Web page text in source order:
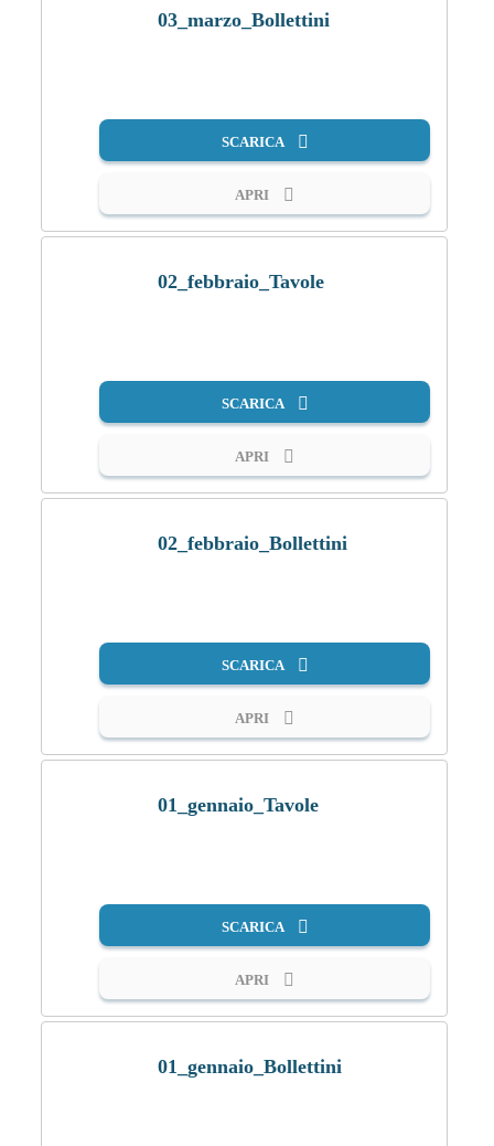
03_marzo_Bollettini
SCARICA
APRI
02_febbraio_Tavole
SCARICA
APRI
02_febbraio_Bollettini
SCARICA
APRI
01_gennaio_Tavole
SCARICA
APRI
01_gennaio_Bollettini